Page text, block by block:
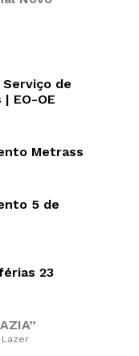
23
5 de
Metrass
de
EO-OE